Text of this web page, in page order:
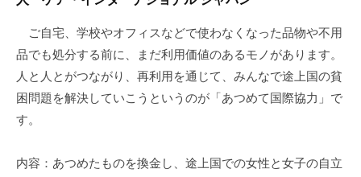
ご自宅、学校やオフィスなどで使わなくなった品物や不用
品でも処分する前に、まだ利用価値のあるモノがあります。
人と人とがつながり、再利用を通じて、みんなで途上国の貧
困問題を解決していこうというのが「あつめて国際協力」で
す。
内容：あつめたものを換金し、途上国での女性と女子の自立